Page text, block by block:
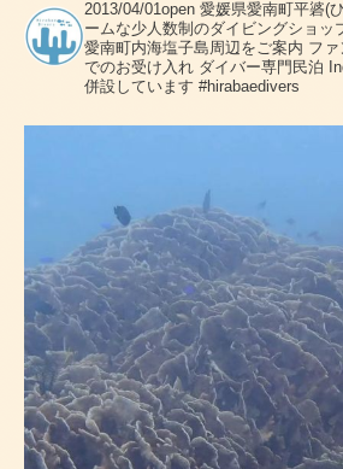
2013/04/01open 愛媛県愛南町平碆(
ームな少人数制のダイビングショッ
愛南町内海塩子島周辺をご案内 ファ
でのお受け入れ ダイバー専門民泊
併設しています #hirabaedivers